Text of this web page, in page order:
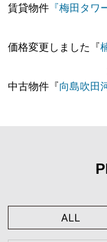
賃貸物件 『梅田タワ
価格変更しました『
中古物件『向島吹田
ALL